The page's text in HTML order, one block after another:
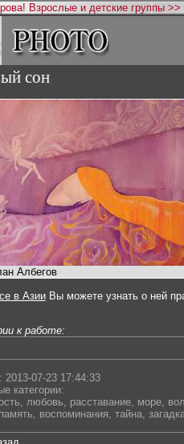
Взрослые и детские группы >>
сон
Албегов
в АзииВы можете узнать о ней
к работе:
2013-07-23 17:44:33
категории:
любовь расставание, море,
память воспоминания тайна,